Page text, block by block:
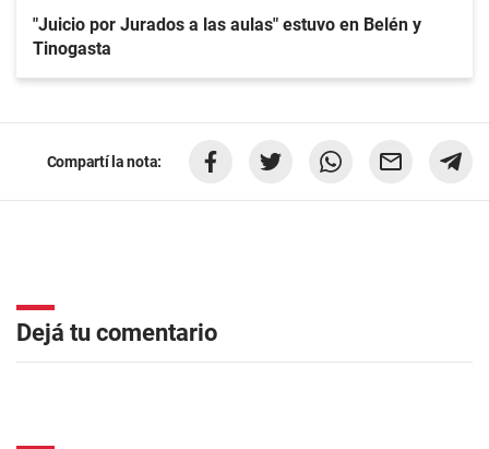
"Juicio por Jurados a las aulas" estuvo en Belén y
Tinogasta
Compartí la nota:
Dejá tu comentario